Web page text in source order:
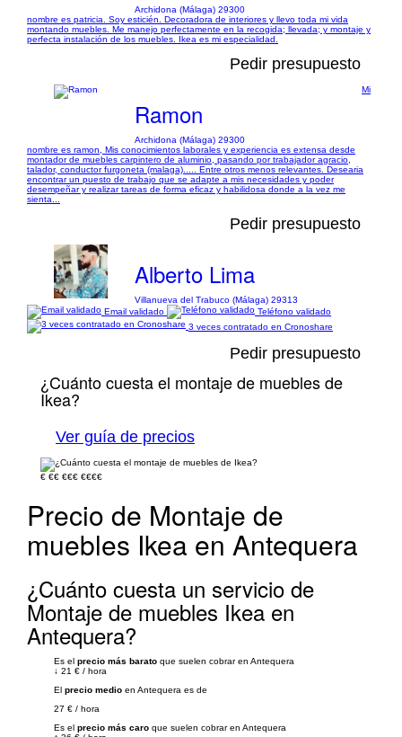
Archidona (Málaga) 29300
nombre es patricia. Soy esticién. Decoradora de interiores y llevo toda mi vida
montando muebles. Me manejo perfectamente en la recogida; llevada; y montaje y
perfecta instalación de los muebles. Ikea es mi especialidad.
Pedir presupuesto
Ramon
Archidona (Málaga) 29300
Mi
nombre es ramon, Mis conocimientos laborales y experiencia es extensa desde
montador de muebles carpintero de aluminio, pasando por trabajador agracio,
talador, conductor furgoneta (malaga)..... Entre otros menos relevantes. Desearia
encontrar un puesto de trabajo que se adapte a mis necesidades y poder
desempeñar y realizar tareas de forma eficaz y habilidosa donde a la vez me
sienta...
Pedir presupuesto
Alberto Lima
Villanueva del Trabuco (Málaga) 29313
Email validado
Teléfono validado
3 veces contratado en Cronoshare
Pedir presupuesto
¿Cuánto cuesta el montaje de muebles de
Ikea?
Ver guía de precios
€ €€ €€€ €€€€
Precio de Montaje de
muebles Ikea en Antequera
¿Cuánto cuesta un servicio de
Montaje de muebles Ikea en
Antequera?
Es el precio más barato que suelen cobrar en Antequera
↓ 21 € / hora
El precio medio en Antequera es de
27 € / hora
Es el precio más caro que suelen cobrar en Antequera